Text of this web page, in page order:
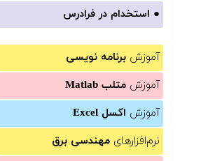
● استخدام در فرادرس
آموزش برنامه نویسی
آموزش متلب Matlab
آموزش اکسل Excel
نرم‌افزارهای مهندسی برق